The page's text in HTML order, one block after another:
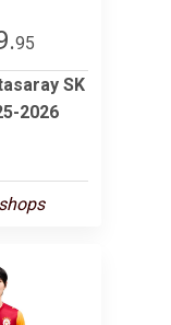
95
SK
2026